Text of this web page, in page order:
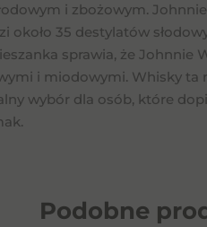
i zbożowym.
około 35 destylatów
sprawia, że Johnnie
i miodowymi. Whisky ta
wybór dla osób, które
Podobne